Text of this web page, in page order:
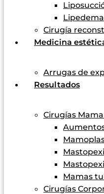
Lipedema
Cirugía
Medicina
Arrugas de
Resultados
Cirugías
Mamas
Cirugías